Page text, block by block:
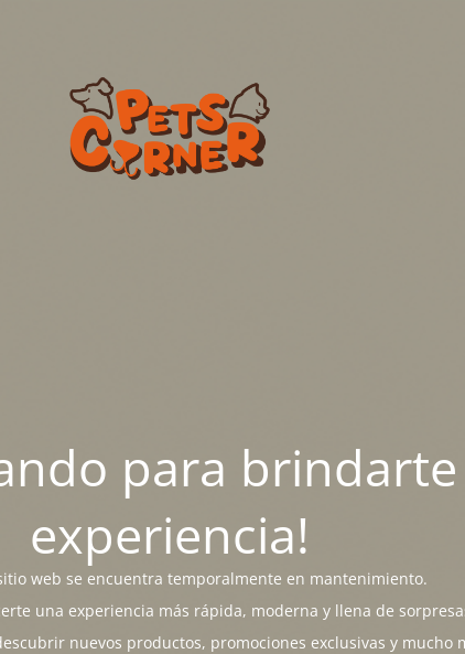
para
experiencia!
web se encuentra temporalmente en mantenimiento.
una experiencia más rápida, moderna y llena de
nuevos productos, promociones exclusivas y mucho